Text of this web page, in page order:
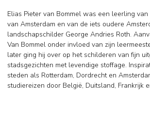
Elias Pieter van Bommel was een leerling van
van Amsterdam en van de iets oudere
landschapschilder George Andries Roth.
Van Bommel onder invloed van zijn
later ging hij over op het schilderen van fijn
stadsgezichten met levendige stoffage.
steden als Rotterdam, Dordrecht en
studiereizen door België, Duitsland, Frankrijk